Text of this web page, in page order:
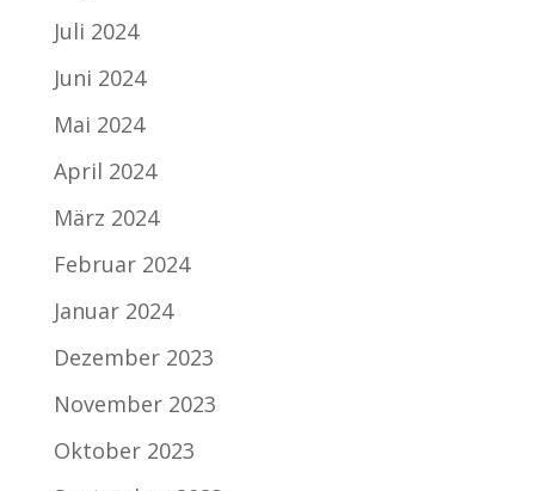
Juli 2024
Juni 2024
Mai 2024
April 2024
März 2024
Februar 2024
Januar 2024
Dezember 2023
November 2023
Oktober 2023